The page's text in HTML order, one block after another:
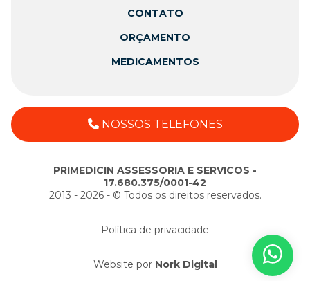
CONTATO
ORÇAMENTO
MEDICAMENTOS
NOSSOS TELEFONES
PRIMEDICIN ASSESSORIA E SERVICOS -
17.680.375/0001-42
2013 - 2026 - ©️ Todos os direitos reservados.
Política de privacidade
Website por Nork Digital